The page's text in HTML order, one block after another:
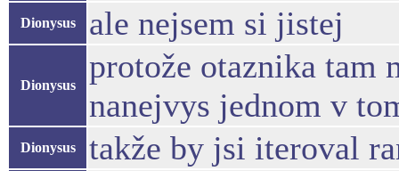
Dionysus ale nejsem si jistej
Dionysus
protože otaznika tam
nanejvys jednom v
Dionysus takže by jsi iteroval